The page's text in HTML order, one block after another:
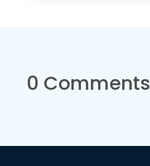
0 Comments